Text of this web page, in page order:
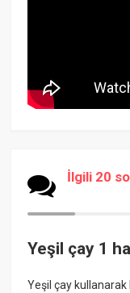
İlgili 20
Yeşil çay 1
Yeşil çay kullanarak